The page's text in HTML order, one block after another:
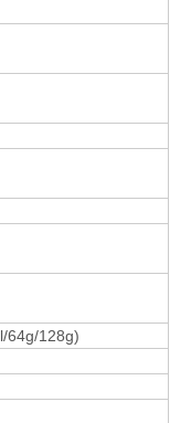
64g/128g)